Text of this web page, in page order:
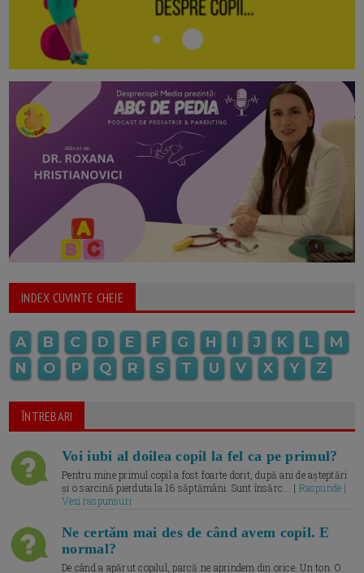
INDEX CUVINTE CHEIE
A B C D E F G H I J K L
M
N
O P Q R S T U V X Y Z
ÎNTREBARI
Voi iubi al doilea copil la fel ca pe primul?
Pentru mine primul copil a fost foarte dorit, după ani de așteptări
și o sarcină pierduta la 16 săptămâni. Sunt însărc... | Raspunde |
Vezi raspunsuri
Ne certăm mai des de când avem copil. E
normal?
De când a apărut copilul, parcă ne aprindem din orice. Un ton. O